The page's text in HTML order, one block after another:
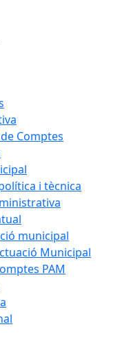
Comptes
i tècnica
municipal
Municipal
PAM